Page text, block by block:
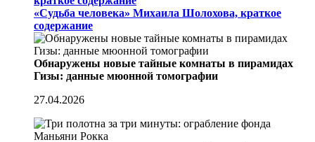
«Судьба человека» Михаила Шолохова, краткое
содержание
Обнаружены новые тайные комнаты в пирамидах
Гизы: данные мюонной томографии
27.04.2026